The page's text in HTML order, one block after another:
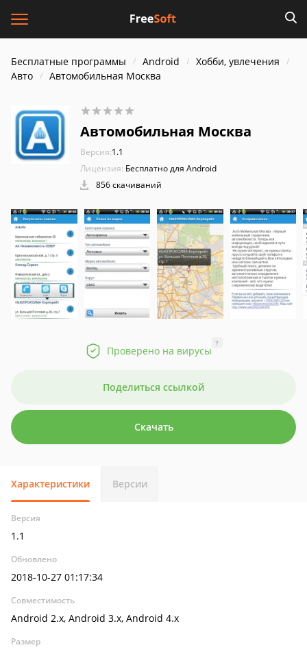
Бесплатные программы Android
Хобби, увлечения
Авто
Автомобильная Москва
Автомобильная Москва
Версия:1.1
Лицензия: Бесплатно для Android
856 скачиваний
Проверено на вирусы
?
Поделиться ссылкой
Скачать
Характеристики Версии
Версия
1.1
Обновлено
2018-10-27 01:17:34
Совместимость
Android 2.x, Android 3.x, Android 4.x
Размер